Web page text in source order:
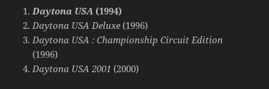
Daytona USA (1994)
Daytona USA Deluxe (1996)
Daytona USA : Championship Circuit Edition
(1996)
Daytona USA 2001 (2000)